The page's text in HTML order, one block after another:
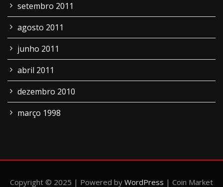
setembro 2011
agosto 2011
junho 2011
abril 2011
dezembro 2010
março 1998
Copyright © 2025 | Powered by WordPress | Coin Market